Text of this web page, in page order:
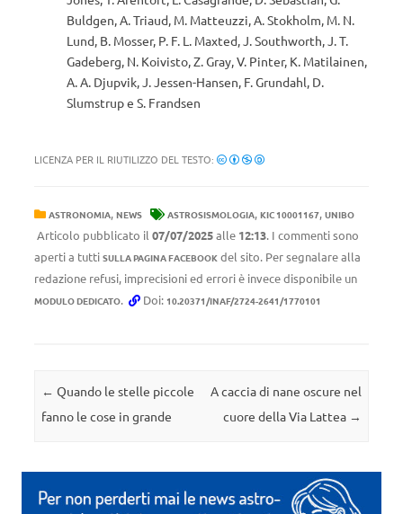
Buldgen, A. Triaud, M. Matteuzzi, A. Stokholm, M. N.
Lund, B. Mosser, P. F. L. Maxted, J. Southworth, J. T.
Gadeberg, N. Koivisto, Z. Gray, V. Pinter, K. Matilainen,
A. A. Djupvik, J. Jessen-Hansen, F. Grundahl, D.
Slumstrup e S. Frandsen
LICENZA PER IL RIUTILIZZO DEL TESTO:
ASTRONOMIA, NEWS ASTROSISMOLOGIA, KIC 10001167, UNIBO
Articolo pubblicato il 07/07/2025alle 12:13. I commenti sono
aperti a tutti SULLA PAGINA FACEBOOK del sito. Per segnalare alla
redazione refusi, imprecisioni ed errori è invece disponibile un
MODULO DEDICATO. Doi: 10.20371/INAF/2724-2641/1770101
Navigazione articolo
← Quando le stelle piccole
fanno le cose in grande
A caccia di nane oscure nel
cuore della Via Lattea →